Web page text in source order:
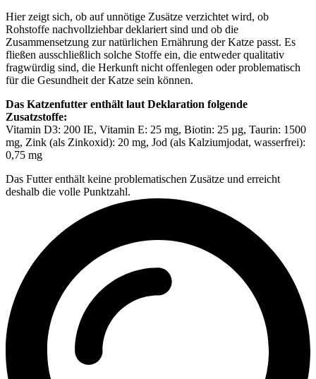
Hier zeigt sich, ob auf unnötige Zusätze verzichtet wird, ob
Rohstoffe nachvollziehbar deklariert sind und ob die
Zusammensetzung zur natürlichen Ernährung der Katze passt. Es
fließen ausschließlich solche Stoffe ein, die entweder qualitativ
fragwürdig sind, die Herkunft nicht offenlegen oder problematisch
für die Gesundheit der Katze sein können.
Das Katzenfutter enthält laut Deklaration folgende
Zusatzstoffe:
Vitamin D3: 200 IE, Vitamin E: 25 mg, Biotin: 25 µg, Taurin: 1500
mg, Zink (als Zinkoxid): 20 mg, Jod (als Kalziumjodat, wasserfrei):
0,75 mg
Das Futter enthält keine problematischen Zusätze und erreicht
deshalb die volle Punktzahl.